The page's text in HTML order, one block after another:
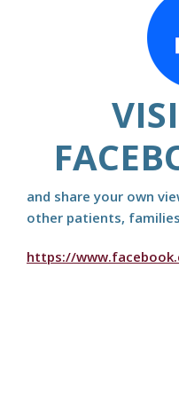
and share your own
other patients,
https://